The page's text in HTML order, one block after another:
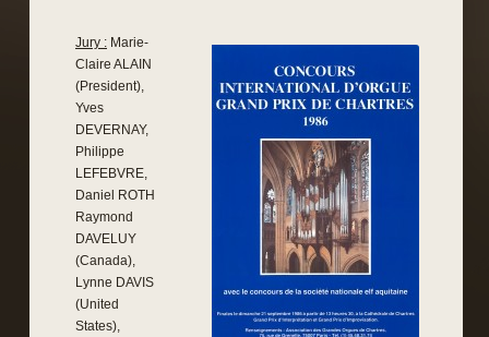
Jury : Marie-
Claire ALAIN
(President),
Yves
DEVERNAY,
Philippe
LEFEBVRE,
Daniel ROTH
Raymond
DAVELUY
(Canada),
Lynne DAVIS
(United
States),